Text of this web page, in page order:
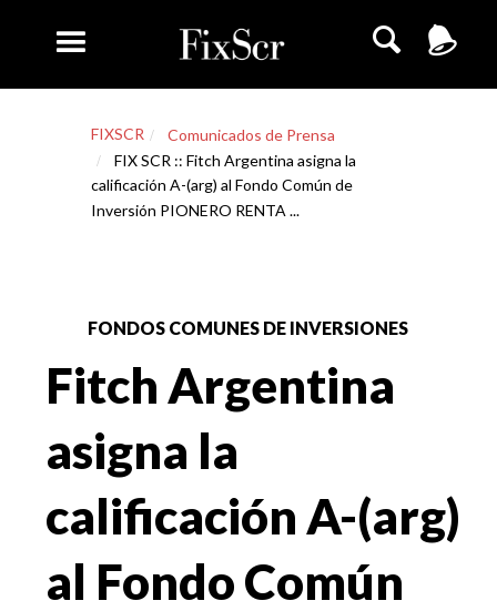
FIXSCR
Comunicados de Prensa
FIX SCR :: Fitch Argentina asigna la
calificación A-(arg) al Fondo Común de
Inversión PIONERO RENTA ...
FONDOS COMUNES DE INVERSIONES
Fitch Argentina
asigna la
calificación A-(arg)
al Fondo Común